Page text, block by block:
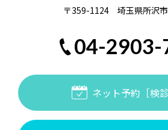
〒359-1124 埼玉県所沢
04-2903-
ネット予約［検診